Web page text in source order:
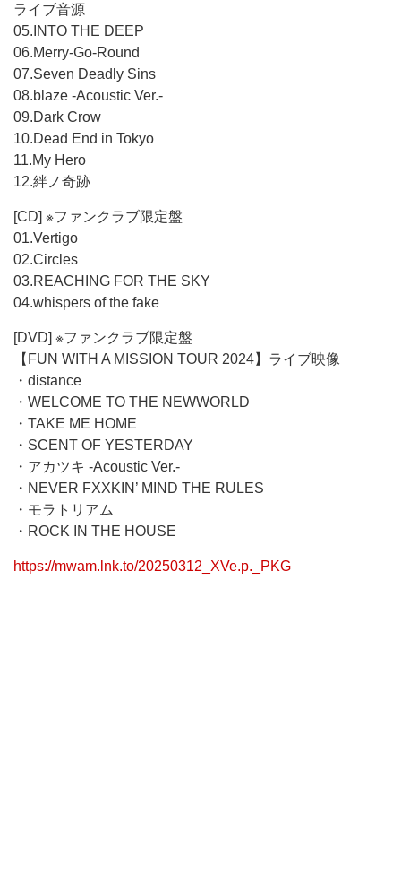
ライブ音源
05.INTO THE DEEP
06.Merry-Go-Round
07.Seven Deadly Sins
08.blaze -Acoustic Ver.-
09.Dark Crow
10.Dead End in Tokyo
11.My Hero
12.絆ノ奇跡
[CD] ※ファンクラブ限定盤
01.Vertigo
02.Circles
03.REACHING FOR THE SKY
04.whispers of the fake
[DVD] ※ファンクラブ限定盤
【FUN WITH A MISSION TOUR 2024】ライブ映像
・distance
・WELCOME TO THE NEWWORLD
・TAKE ME HOME
・SCENT OF YESTERDAY
・アカツキ -Acoustic Ver.-
・NEVER FXXKIN’ MIND THE RULES
・モラトリアム
・ROCK IN THE HOUSE
https://mwam.lnk.to/20250312_XVe.p._PKG